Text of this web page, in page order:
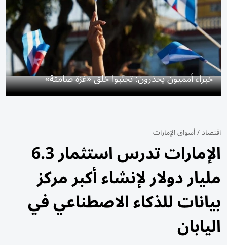
خبراء أمميون يحذرون: تجنّبوا خلق «غزة صامتة»
اقتصاد/أسواق الإمارات
الإمارات تدرس استثمار 6.3
مليار دولار لإنشاء أكبر مركز
بيانات للذكاء الاصطناعي في
اليابان